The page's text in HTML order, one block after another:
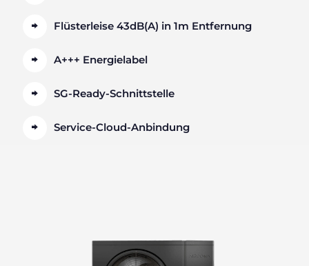
Flüsterleise 43dB(A) in 1m Entfernung
A+++ Energielabel
SG-Ready-Schnittstelle
Service-Cloud-Anbindung